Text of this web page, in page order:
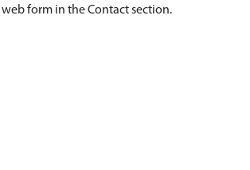
form in the Contact section.